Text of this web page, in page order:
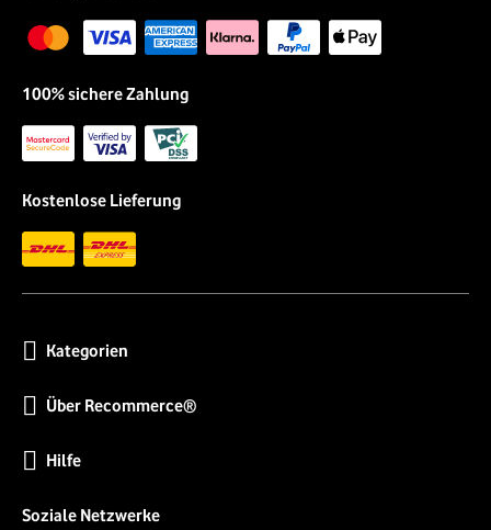
100% sichere Zahlung
Kostenlose Lieferung
Kategorien
Über Recommerce®
Hilfe
Soziale Netzwerke